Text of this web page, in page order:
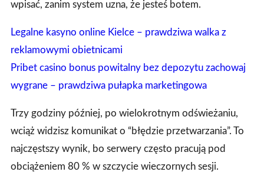
wpisać, zanim system uzna, że jesteś botem.
Legalne kasyno online Kielce – prawdziwa walka z
reklamowymi obietnicami
Pribet casino bonus powitalny bez depozytu zachowaj
wygrane – prawdziwa pułapka marketingowa
Trzy godziny później, po wielokrotnym odświeżaniu,
wciąż widzisz komunikat o “błędzie przetwarzania”. To
najczęstszy wynik, bo serwery często pracują pod
obciążeniem 80 % w szczycie wieczornych sesji.